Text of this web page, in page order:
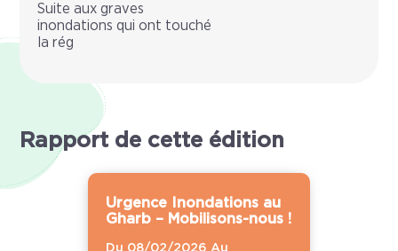
Suite aux graves
inondations qui ont touché
la rég
Rapport de cette édition
Urgence Inondations au
Gharb – Mobilisons-nous !